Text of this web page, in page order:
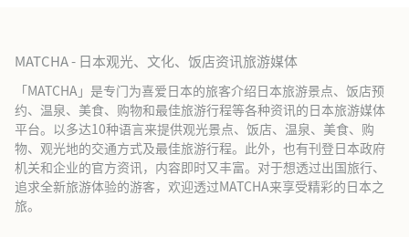
MATCHA - 日本观光、文化、饭店资讯旅游媒体
「MATCHA」是专门为喜爱日本的旅客介绍日本旅游景点、饭店预
约、温泉、美食、购物和最佳旅游行程等各种资讯的日本旅游媒体
平台。以多达10种语言来提供观光景点、饭店、温泉、美食、购
物、观光地的交通方式及最佳旅游行程。此外，也有刊登日本政府
机关和企业的官方资讯，内容即时又丰富。对于想透过出国旅行、
追求全新旅游体验的游客，欢迎透过MATCHA来享受精彩的日本之
旅。